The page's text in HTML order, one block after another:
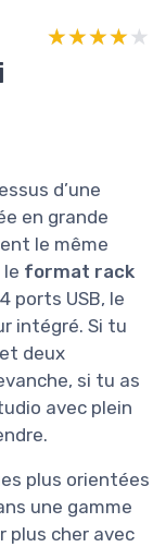
★★★★★
★★★★★
d’une
en grande
le même
le format rack
ports USB, le
intégré. Si tu
deux
si tu as
avec plein
plus orientées
une gamme
plus cher avec